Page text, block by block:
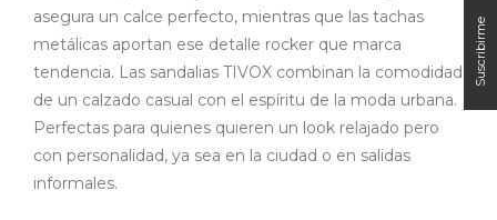
asegura un calce perfecto, mientras que las tachas
metálicas aportan ese detalle rocker que marca
tendencia. Las sandalias TIVOX combinan la comodidad
de un calzado casual con el espíritu de la moda urbana.
Perfectas para quienes quieren un look relajado pero
con personalidad, ya sea en la ciudad o en salidas
informales.